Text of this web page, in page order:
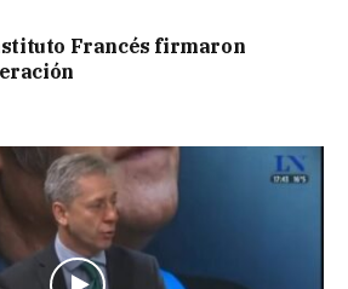
Francés firmaron